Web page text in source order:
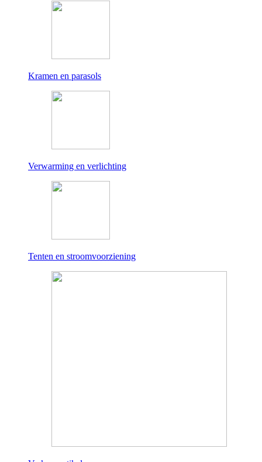
Kramen en parasols
Verwarming en verlichting
Tenten en stroomvoorziening